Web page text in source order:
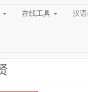
在线工具 汉